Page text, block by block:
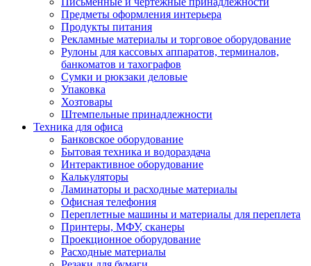
Предметы оформления интерьера
Продукты питания
Рекламные материалы и торговое оборудование
Рулоны для кассовых аппаратов, терминалов,
банкоматов и тахографов
Сумки и рюкзаки деловые
Упаковка
Хозтовары
Штемпельные принадлежности
Техника для офиса
Банковское оборудование
Бытовая техника и водораздача
Интерактивное оборудование
Калькуляторы
Ламинаторы и расходные материалы
Офисная телефония
Переплетные машины и материалы для переплета
Принтеры, МФУ, сканеры
Проекционное оборудование
Расходные материалы